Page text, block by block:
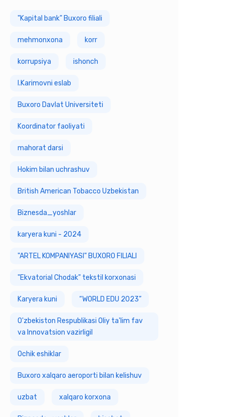
"Kapital bank" Buxoro filiali
mehmonxona korr
korrupsiya ishonch
I.Karimovni eslab
Buxoro Davlat Universiteti
Koordinator faoliyati
mahorat darsi
Hokim bilan uchrashuv
British American Tobacco Uzbekistan
Biznesda_yoshlar
karyera kuni - 2024
"ARTEL KOMPANIYASI" BUXORO FILIALI
"Ekvatorial Chodak" tekstil korxonasi
Karyera kuni “WORLD EDU 2023”
O'zbekiston Respublikasi Oliy ta'lim fav
va Innovatsion vazirligiI
Ochik eshiklar
Buxoro xalqaro aeroporti bilan kelishuv
uzbat xalqaro korxona